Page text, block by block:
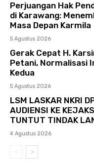
Perjuangan Hak
di Karawang:
Masa Depan Karmila
5 Agustus 2026
Gerak Cepat H.
Petani, Normalisasi
Kedua
5 Agustus 2026
LSM LASKAR NKRI
AUDIENSI KE
TUNTUT TINDAK
4 Agustus 2026